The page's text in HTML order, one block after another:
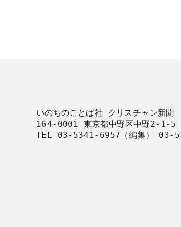
いのちのことば社 クリスチャン新聞
164-0001 東京都中野区中野2-1-5
TEL 03-5341-6957（編集） 03-